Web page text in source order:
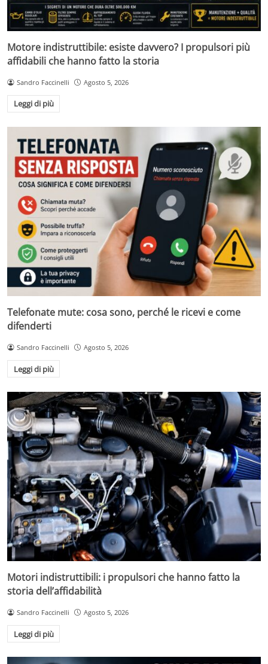
Motore indistruttibile: esiste davvero? I propulsori più
affidabili che hanno fatto la storia
Sandro Faccinelli Agosto 5, 2026
Leggi di più
Telefonate mute: cosa sono, perché le ricevi e come
difenderti
Sandro Faccinelli Agosto 5, 2026
Leggi di più
Motori indistruttibili: i propulsori che hanno fatto la
storia dell’affidabilità
Sandro Faccinelli Agosto 5, 2026
Leggi di più